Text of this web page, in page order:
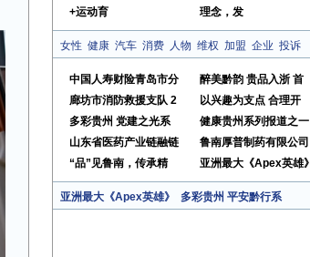
+运动育
理念，发
女性 健康 汽车 消费 人物 维权 加盟 企业 投诉
中国人寿财险青岛市分
醉美黔韵 贵品入浙 首
廊坊市消防救援支队 2
以兴趣为支点 合理开
多彩贵州 党建之光系
健康贵州系列报道之一
山东省医药产业链融链
鲁南厚普制药有限公司
“品”见鲁南，传承精
亚洲最大《Apex英雄》
亚洲最大《Apex英雄》 多彩贵州 平安黔行系